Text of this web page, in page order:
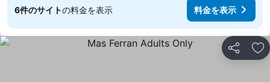
6件のサイトの料金を表示 料金を表示
シェア お